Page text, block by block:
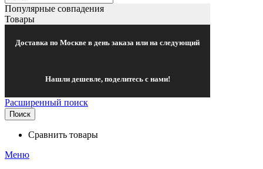
Популярные совпадения
Товары
Доставка по Москве в день заказа или на следующий
Нашли дешевле, поделитесь с нами!
Расширенный поиск
Поиск
Сравнить товары
Меню